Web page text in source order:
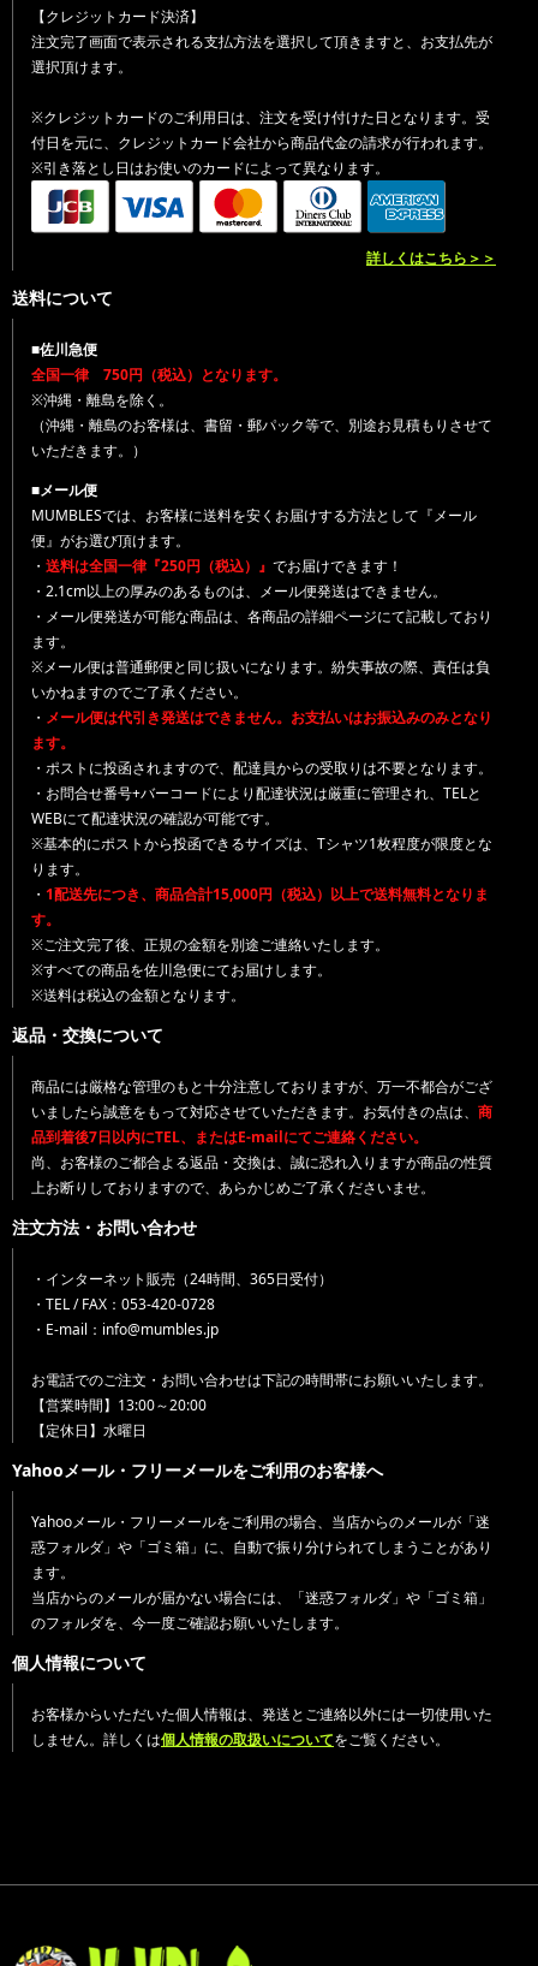
【クレジットカード決済】
注文完了画面で表示される支払方法を選択して頂きますと、お支払先が
選択頂けます。
※クレジットカードのご利用日は、注文を受け付けた日となります。受
付日を元に、クレジットカード会社から商品代金の請求が行われます。
※引き落とし日はお使いのカードによって異なります。
詳しくはこちら＞＞
送料について
■佐川急便
全国一律 750円（税込）となります。
※沖縄・離島を除く。
（沖縄・離島のお客様は、書留・郵パック等で、別途お見積もりさせて
いただきます。）
■メール便
MUMBLESでは、お客様に送料を安くお届けする方法として『メール
便』がお選び頂けます。
・ 送料は全国一律『250円（税込）』 でお届けできます！
・2.1cm以上の厚みのあるものは、メール便発送はできません。
・メール便発送が可能な商品は、各商品の詳細ページにて記載しており
ます。
※メール便は普通郵便と同じ扱いになります。紛失事故の際、責任は負
いかねますのでご了承ください。
・ メール便は代引き発送はできません。お支払いはお振込みのみとなり
ます。
・ポストに投函されますので、配達員からの受取りは不要となります。
・お問合せ番号+バーコードにより配達状況は厳重に管理され、TELと
WEBにて配達状況の確認が可能です。
※基本的にポストから投函できるサイズは、Tシャツ1枚程度が限度とな
ります。
・ 1配送先につき、商品合計15,000円（税込）以上で送料無料となりま
す。
※ご注文完了後、正規の金額を別途ご連絡いたします。
※すべての商品を佐川急便にてお届けします。
※送料は税込の金額となります。
返品・交換について
商品には厳格な管理のもと十分注意しておりますが、万一不都合がござ
いましたら誠意をもって対応させていただきます。お気付きの点は、 商
品到着後7日以内にTEL、またはE-mailにてご連絡ください。
尚、お客様のご都合よる返品・交換は、誠に恐れ入りますが商品の性質
上お断りしておりますので、あらかじめご了承くださいませ。
注文方法・お問い合わせ
・インターネット販売（24時間、365日受付）
・TEL / FAX：053-420-0728
・E-mail：info@mumbles.jp
お電話でのご注文・お問い合わせは下記の時間帯にお願いいたします。
【営業時間】13:00～20:00
【定休日】水曜日
Yahooメール・フリーメールをご利用のお客様へ
Yahooメール・フリーメールをご利用の場合、当店からのメールが「迷
惑フォルダ」や「ゴミ箱」に、自動で振り分けられてしまうことがあり
ます。
当店からのメールが届かない場合には、「迷惑フォルダ」や「ゴミ箱」
のフォルダを、今一度ご確認お願いいたします。
個人情報について
お客様からいただいた個人情報は、発送とご連絡以外には一切使用いた
しません。詳しくは個人情報の取扱いについてをご覧ください。